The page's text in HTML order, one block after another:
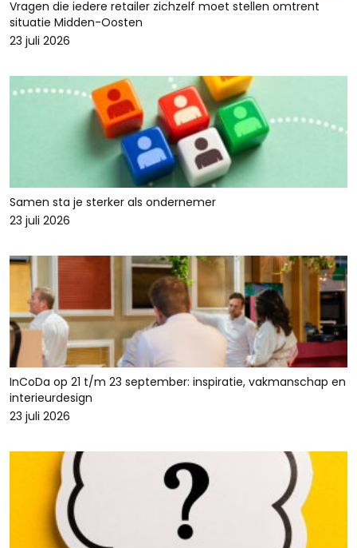
Vragen die iedere retailer zichzelf moet stellen omtrent
situatie Midden-Oosten
23 juli 2026
Samen sta je sterker als ondernemer
23 juli 2026
InCoDa op 21 t/m 23 september: inspiratie, vakmanschap en
interieurdesign
23 juli 2026